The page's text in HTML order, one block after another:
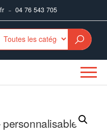
– 04 76 543 705